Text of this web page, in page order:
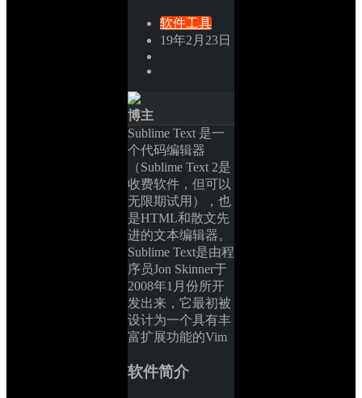
软件工具
19年2月23日
博主
Sublime Text 是一
个代码编辑器
（Sublime Text 2是
收费软件，但可以
无限期试用），也
是HTML和散文先
进的文本编辑器。
Sublime Text是由程
序员Jon Skinner于
2008年1月份所开
发出来，它最初被
设计为一个具有丰
富扩展功能的Vim
软件简介